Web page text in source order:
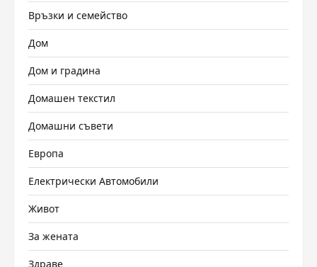
Връзки и семейство
Дом
Дом и градина
Домашен текстил
Домашни съвети
Европа
Електрически Автомобили
Живот
За жената
Здраве